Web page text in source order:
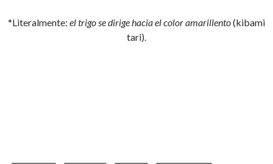
*Literalmente: el trigo se dirige hacia el color amarillento(kibami
tari).